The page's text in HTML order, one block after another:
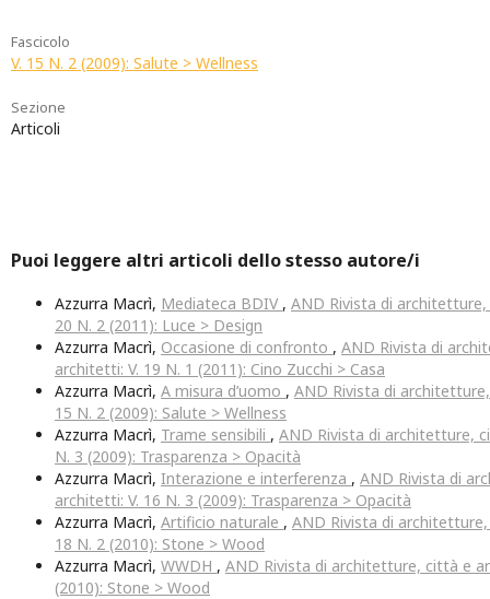
Fascicolo
V. 15 N. 2 (2009): Salute > Wellness
Sezione
Articoli
Puoi leggere altri articoli dello stesso autore/i
Azzurra Macrì, Mediateca BDIV , AND Rivista di
20 N. 2 (2011): Luce > Design
Azzurra Macrì, Occasione di confronto , AND Rivista di
architetti: V. 19 N. 1 (2011): Cino Zucchi > Casa
Azzurra Macrì, A misura d’uomo , AND Rivista di
15 N. 2 (2009): Salute > Wellness
Azzurra Macrì, Trame sensibili , AND Rivista di architetture,
N. 3 (2009): Trasparenza > Opacità
Azzurra Macrì, Interazione e interferenza , AND Rivista di
architetti: V. 16 N. 3 (2009): Trasparenza > Opacità
Azzurra Macrì, Artificio naturale , AND Rivista di
18 N. 2 (2010): Stone > Wood
Azzurra Macrì, WWDH , AND Rivista di architetture, città e
(2010): Stone > Wood